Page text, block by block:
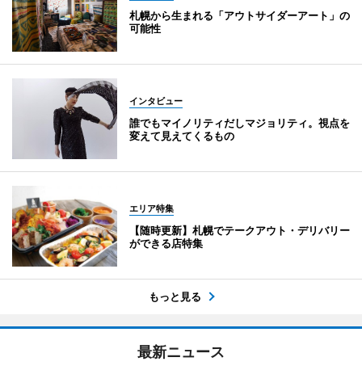
札幌から生まれる「アウトサイダーアート」の
可能性
インタビュー
誰でもマイノリティだしマジョリティ。視点を
変えて見えてくるもの
エリア特集
【随時更新】札幌でテークアウト・デリバリー
ができる店特集
もっと見る
最新ニュース